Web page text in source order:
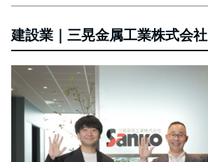
建設業｜三晃金属工業株式会社